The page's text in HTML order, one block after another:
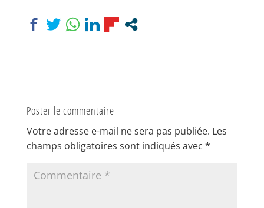
Poster le commentaire
Votre adresse e-mail ne sera pas publiée. Les
champs obligatoires sont indiqués avec *